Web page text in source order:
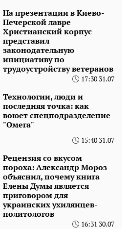
На презентации в Киево-
Печерской лавре
Христианский корпус
представил
законодательную
инициативу по
трудоустройству ветеранов
17:30 31.07
Технологии, люди и
последняя точка: как
воюет спецподразделение
"Омега"
15:40 31.07
Рецензия со вкусом
пороха: Александр Мороз
объяснил, почему книга
Елены Думы является
приговором для
украинских ухилянцев-
политологов
16:31 30.07